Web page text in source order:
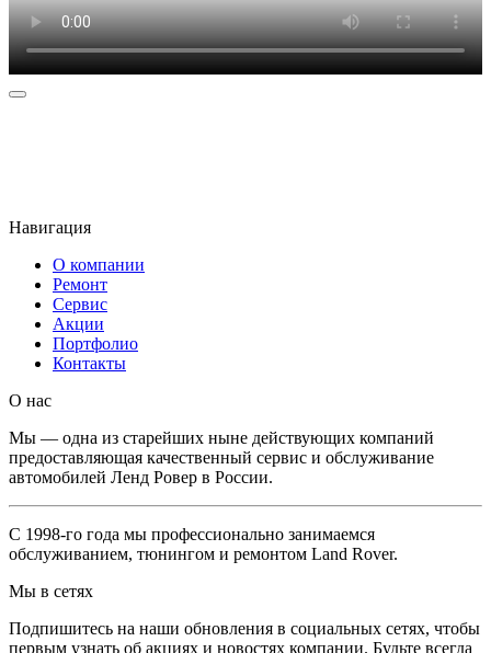
Навигация
О компании
Ремонт
Сервис
Акции
Портфолио
Контакты
O нас
Мы — одна из старейших ныне действующих компаний
предоставляющая качественный сервис и обслуживание
автомобилей Ленд Ровер в России.
С 1998-го года мы профессионально занимаемся
обслуживанием, тюнингом и ремонтом Land Rover.
Мы в сетях
Подпишитесь на наши обновления в социальных сетях, чтобы
первым узнать об акциях и новостях компании. Будьте всегда